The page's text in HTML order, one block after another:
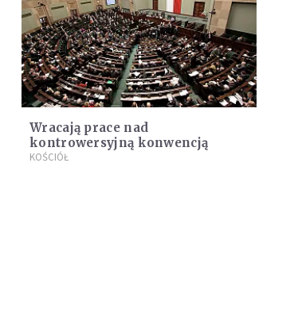
Wracają prace nad
kontrowersyjną konwencją
KOŚCIÓŁ